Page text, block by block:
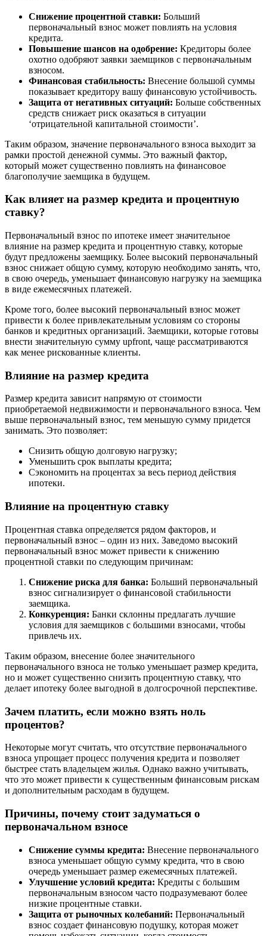
Снижение процентной ставки: Больший
первоначальный взнос может повлиять на условия
кредита.
Повышение шансов на одобрение: Кредиторы более
охотно одобряют заявки заемщиков с первоначальным
взносом.
Финансовая стабильность: Внесение большой суммы
показывает кредитору вашу финансовую устойчивость.
Защита от негативных ситуаций: Больше собственных
средств снижает риск оказаться в ситуации
‘отрицательной капитальной стоимости’.
Таким образом, значение первоначального взноса выходит за
рамки простой денежной суммы. Это важный фактор,
который может существенно повлиять на финансовое
благополучие заемщика в будущем.
Как влияет на размер кредита и процентную
ставку?
Первоначальный взнос по ипотеке имеет значительное
влияние на размер кредита и процентную ставку, которые
будут предложены заемщику. Более высокий первоначальный
взнос снижает общую сумму, которую необходимо занять, что,
в свою очередь, уменьшает финансовую нагрузку на заемщика
в виде ежемесячных платежей.
Кроме того, более высокий первоначальный взнос может
привести к более привлекательным условиям со стороны
банков и кредитных организаций. Заемщики, которые готовы
внести значительную сумму upfront, чаще рассматриваются
как менее рискованные клиенты.
Влияние на размер кредита
Размер кредита зависит напрямую от стоимости
приобретаемой недвижимости и первоначального взноса. Чем
выше первоначальный взнос, тем меньшую сумму придется
занимать. Это позволяет:
Снизить общую долговую нагрузку;
Уменьшить срок выплаты кредита;
Сэкономить на процентах за весь период действия
ипотеки.
Влияние на процентную ставку
Процентная ставка определяется рядом факторов, и
первоначальный взнос – один из них. Заведомо высокий
первоначальный взнос может привести к снижению
процентной ставки по следующим причинам:
Снижение риска для банка: Больший первоначальный
взнос сигнализирует о финансовой стабильности
заемщика.
Конкуренция: Банки склонны предлагать лучшие
условия для заемщиков с большими взносами, чтобы
привлечь их.
Таким образом, внесение более значительного
первоначального взноса не только уменьшает размер кредита,
но и может существенно снизить процентную ставку, что
делает ипотеку более выгодной в долгосрочной перспективе.
Зачем платить, если можно взять ноль
процентов?
Некоторые могут считать, что отсутствие первоначального
взноса упрощает процесс получения кредита и позволяет
быстрее стать владельцем жилья. Однако важно учитывать,
что это может привести к существенным финансовым рискам
и дополнительным расходам в будущем.
Причины, почему стоит задуматься о
первоначальном взносе
Снижение суммы кредита: Внесение первоначального
взноса уменьшает общую сумму кредита, что в свою
очередь уменьшает размер ежемесячных платежей.
Улучшение условий кредита: Кредиты с большим
первоначальным взносом часто подразумевают более
низкие процентные ставки.
Защита от рыночных колебаний: Первоначальный
взнос создает финансовую подушку, которая может